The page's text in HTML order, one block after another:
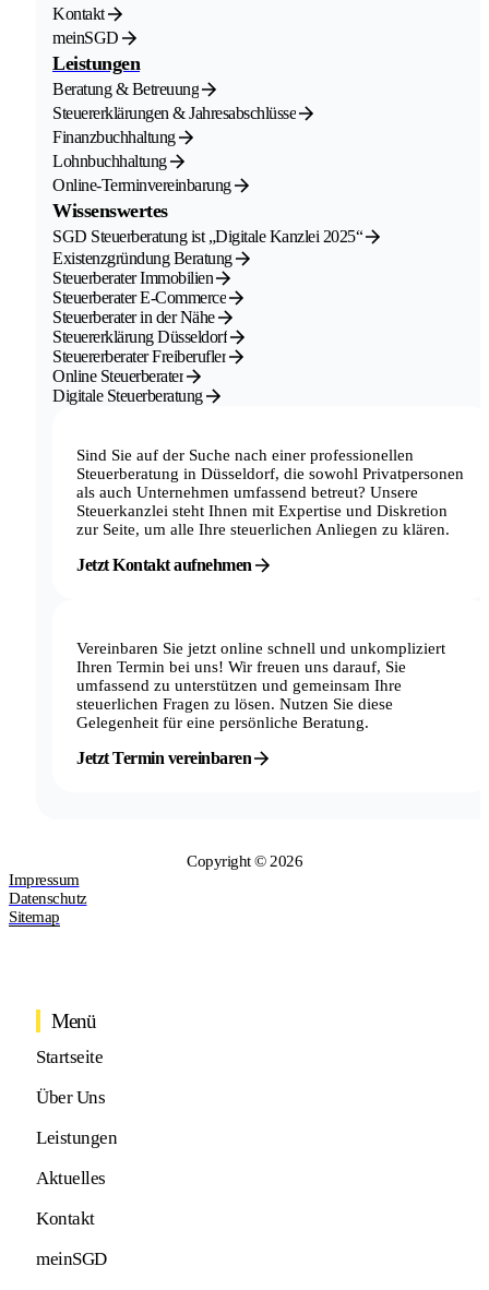
Kontakt
meinSGD
Leistungen
Beratung & Betreuung
Steuererklärungen & Jahresabschlüsse
Finanzbuchhaltung
Lohnbuchhaltung
Online-Terminvereinbarung
Wissenswertes
SGD Steuerberatung ist „Digitale Kanzlei 2025“
Existenzgründung Beratung
Steuerberater Immobilien
Steuerberater E-Commerce
Steuerberater in der Nähe
Steuererklärung Düsseldorf
Steuererberater Freiberufler
Online Steuerberater
Digitale Steuerberatung
Sind Sie auf der Suche nach einer professionellen
Steuerberatung in Düsseldorf, die sowohl Privatpersonen
als auch Unternehmen umfassend betreut? Unsere
Steuerkanzlei steht Ihnen mit Expertise und Diskretion
zur Seite, um alle Ihre steuerlichen Anliegen zu klären.
Jetzt Kontakt aufnehmen
Vereinbaren Sie jetzt online schnell und unkompliziert
Ihren Termin bei uns! Wir freuen uns darauf, Sie
umfassend zu unterstützen und gemeinsam Ihre
steuerlichen Fragen zu lösen. Nutzen Sie diese
Gelegenheit für eine persönliche Beratung.
Jetzt Termin vereinbaren
Copyright © 2026
Impressum
Datenschutz
Sitemap
Menü
Startseite
Über Uns
Leistungen
Aktuelles
Kontakt
meinSGD